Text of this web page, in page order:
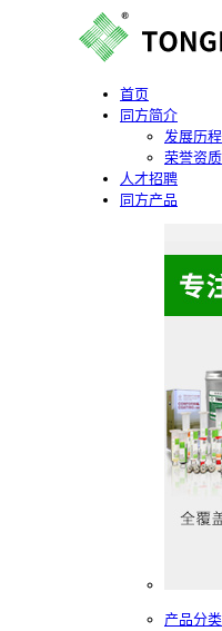
首页
同方简介
发展历程
荣誉资质
人才招聘
同方产品
产品分类